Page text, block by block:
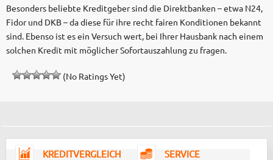
Besonders beliebte Kreditgeber sind die Direktbanken – etwa N24,
Fidor und DKB – da diese für ihre recht fairen Konditionen bekannt
sind. Ebenso ist es ein Versuch wert, bei Ihrer Hausbank nach einem
solchen Kredit mit möglicher Sofortauszahlung zu fragen.
(No Ratings Yet)
KREDITVERGLEICH SERVICE